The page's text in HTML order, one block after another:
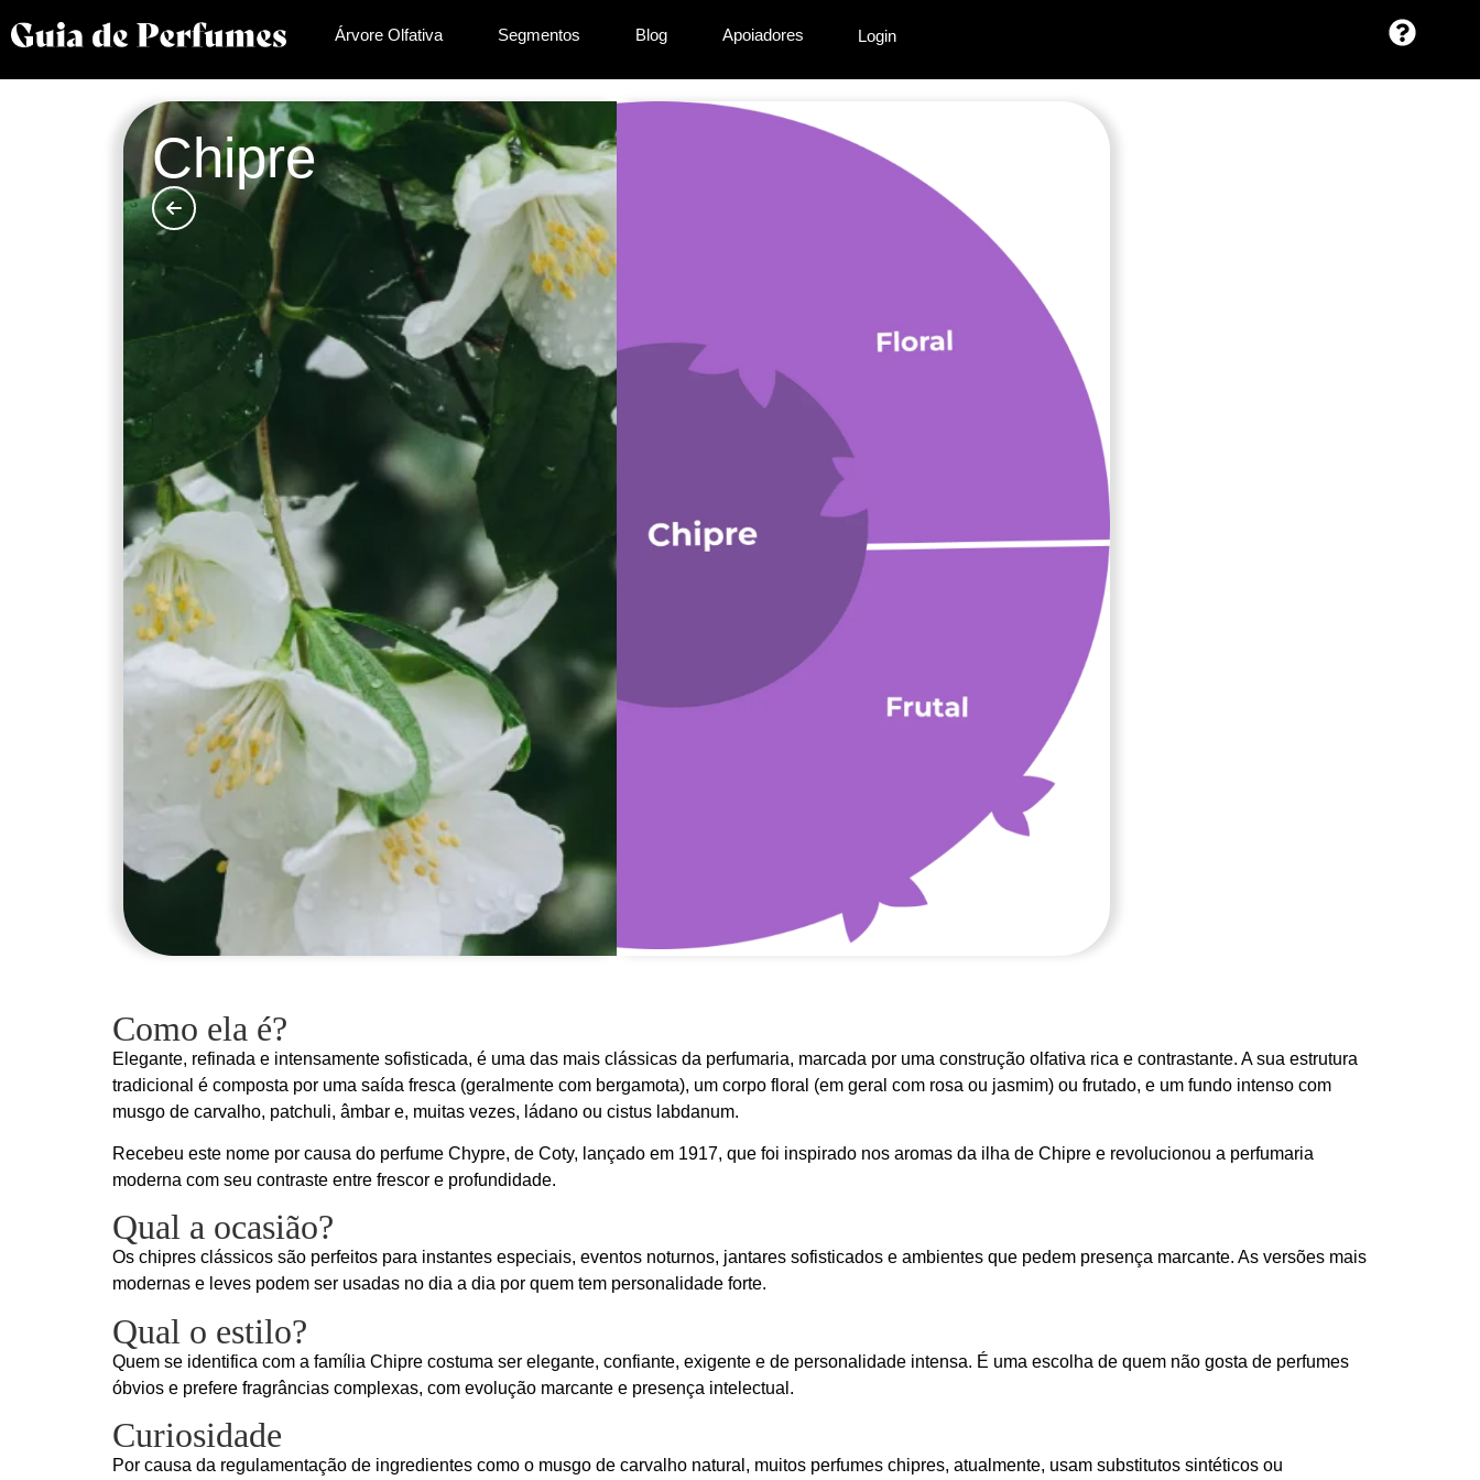
Árvore Olfativa Segmentos Blog Apoiadores Login
Chipre
Como ela é?
Elegante, refinada e intensamente sofisticada, é uma das mais clássicas da perfumaria, marcada por uma construção olfativa rica e contrastante. A sua estrutura
tradicional é composta por uma saída fresca (geralmente com bergamota), um corpo floral (em geral com rosa ou jasmim) ou frutado, e um fundo intenso com
musgo de carvalho, patchuli, âmbar e, muitas vezes, ládano ou cistus labdanum.
Recebeu este nome por causa do perfume Chypre, de Coty, lançado em 1917, que foi inspirado nos aromas da ilha de Chipre e revolucionou a perfumaria
moderna com seu contraste entre frescor e profundidade.
Qual a ocasião?
Os chipres clássicos são perfeitos para instantes especiais, eventos noturnos, jantares sofisticados e ambientes que pedem presença marcante. As versões mais
modernas e leves podem ser usadas no dia a dia por quem tem personalidade forte.
Qual o estilo?
Quem se identifica com a família Chipre costuma ser elegante, confiante, exigente e de personalidade intensa. É uma escolha de quem não gosta de perfumes
óbvios e prefere fragrâncias complexas, com evolução marcante e presença intelectual.
Curiosidade
Por causa da regulamentação de ingredientes como o musgo de carvalho natural, muitos perfumes chipres, atualmente, usam substitutos sintéticos ou